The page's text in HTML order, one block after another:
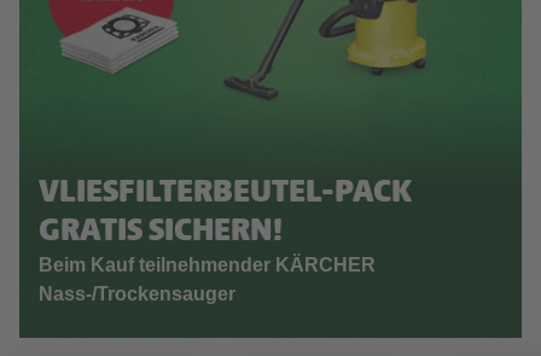
VLIESFILTERBEUTEL-PACK
GRATIS SICHERN!
Beim Kauf teilnehmender KÄRCHER
Nass-/Trockensauger